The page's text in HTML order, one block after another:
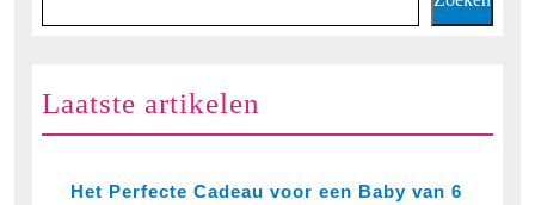
Laatste artikelen
Het Perfecte Cadeau voor een Baby van 6